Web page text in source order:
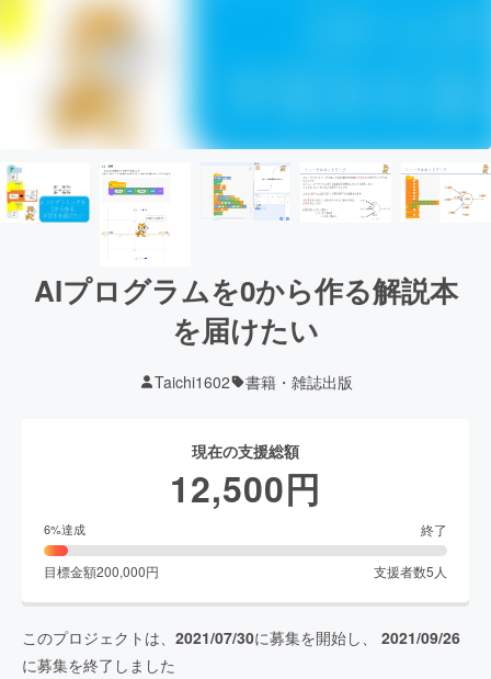
AIプログラムを0から作る解説本
を届けたい
Taichi1602 書籍・雑誌出版
現在の支援総額
12,500円
6%達成 終了
目標金額200,000円 支援者数5 人
このプロジェクトは、 2021/07/30に募集を開始し、 2021/09/26
に募集を終了しました